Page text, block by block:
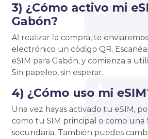
3) ¿Cómo activo mi
Gabón?
Al realizar la compra, te
electrónico un código QR.
eSIM para Gabón, y comienza a
Sin papeleo, sin esperar.
4) ¿Cómo uso mi
Una vez hayas activado tu eSIM,
como tu SIM principal o como una
secundaria. También puedes